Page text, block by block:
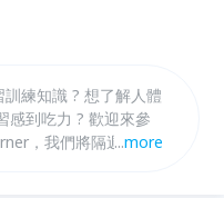
練知識 ? 想了解人體
力 ? 歡迎來參
，我們將隔週三晚
...more